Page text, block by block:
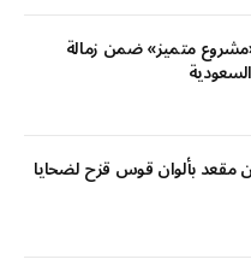
متميز» ضمن زمالة
مقعد بألوان قوس قزح لضحايا